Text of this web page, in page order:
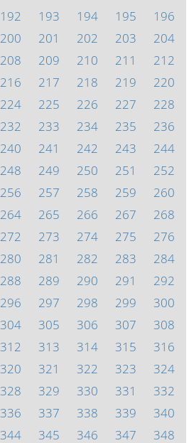
192 193 194 195
196
200 201 202 203
204
208 209 210 211
212
216 217 218 219
220
224 225 226 227
228
232 233 234 235
236
240 241 242 243
244
248 249 250 251
252
256 257 258 259
260
264 265 266 267
268
272 273 274 275
276
280 281 282 283
284
288 289 290 291
292
296 297 298 299
300
304 305 306 307
308
312 313 314 315
316
320 321 322 323
324
328 329 330 331
332
336 337 338 339
340
344 345 346 347 348